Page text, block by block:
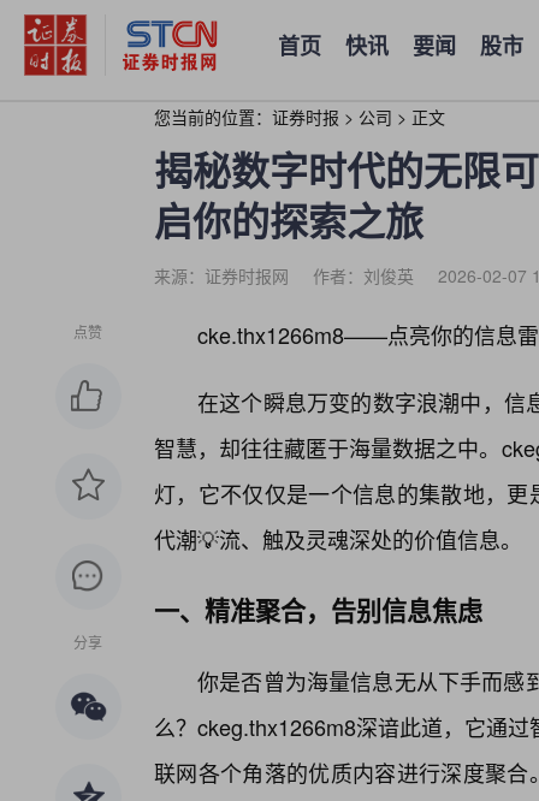
首页 快讯 要闻 股市
您当前的位置： 证券时报 > 公司 > 正文
揭秘数字时代的无限
启你的探索之旅
来源：证券时报网 作者：刘俊英 2026-02-07
点赞
分享
cke.thx1266m8——点亮你的信息
在这个瞬息万变的数字浪潮中，信
智慧，却往往藏匿于海量数据之中。
灯，它不仅仅是一个信息的集散地，
代潮💡流、触及灵魂深处的价值信息。
一、精准聚合，告别信息焦虑
你是否曾为海量信息无从下手而感
么？ckeg.thx1266m8深谙此道，它通
联网各个角落的优质内容进行深度聚